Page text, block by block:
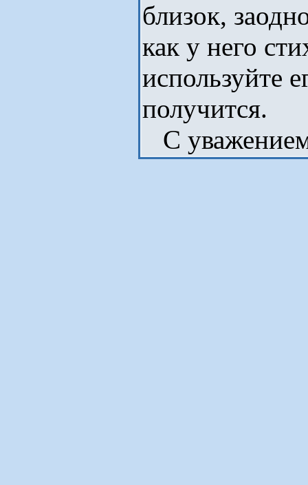
близок,
как у него
используйте
получится.
С